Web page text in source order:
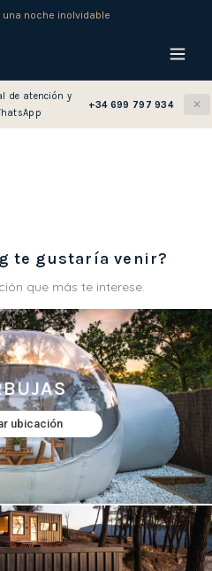
una noche inolvidable
de atención y
+34 699 797 934 ✕
te gustaría venir?
que más te interese.
ubicación